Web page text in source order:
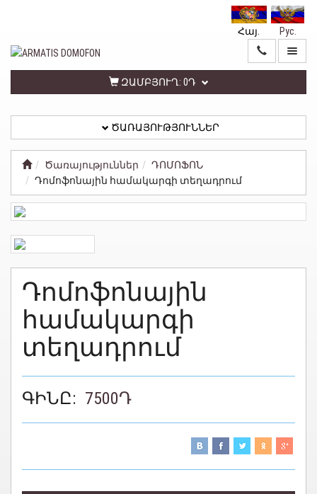
Հայ. Рус.
ԶԱՄԲՅՈՒՂ: 0Դ
ԳԼԽԱՎՈՐ
ԾԱՌԱՅՈՒԹՅՈՒՆՆԵՐ
ԱՆՁՆԱԿԱՆ
ԳՐԱՍԵՆՅԱԿ
ՀԵՏԱԴԱՐՁ
ԿԱՊ
ՏԵՂԵԿԱՏՎՈՒԹՅՈՒՆ
ՔԱՂԱՔԱԿԱՆՈՒԹՅՈՒՆ
ԾԱՌԱՅՈՒԹՅՈՒՆՆԵՐ
Ծառայություններ
ԴՈՄՈՖՈՆ
Դոմոֆոնային համակարգի տեղադրում
Դոմոֆոնային
համակարգի
տեղադրում
ԳԻՆԸ: 7500Դ